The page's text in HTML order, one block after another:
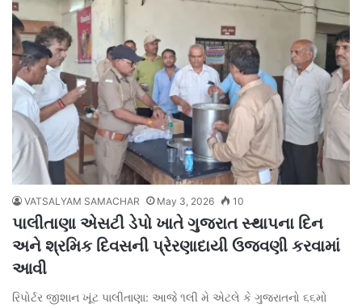
VATSALYAM SAMACHAR May 3, 2026 10
પાલીતાણા એસટી ડેપો ખાતે ગુજરાત સ્થાપના દિન
અને શ્રમિક દિવસની પ્રેરણાદાયી ઉજવણી કરવામાં
આવી
રિપોર્ટર જીશાન ખૂંટ પાલીતાણા: આજે ૧લી મે એટલે કે ગુજરાતનો ૬૬મો